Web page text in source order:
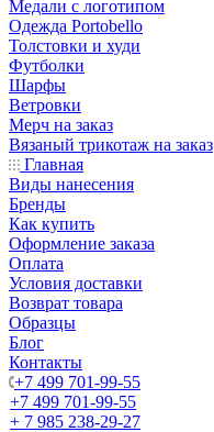
Медали с логотипом
Одежда Portobello
Толстовки и худи
Футболки
Шарфы
Ветровки
Мерч на заказ
Вязаный трикотаж на заказ
Главная
Виды нанесения
Бренды
Как купить
Оформление заказа
Оплата
Условия доставки
Возврат товара
Образцы
Блог
Контакты
+7 499 701-99-55
+7 499 701-99-55
+ 7 985 238-29-27